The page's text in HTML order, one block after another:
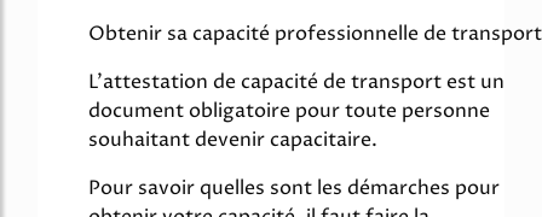
Obtenir sa capacité professionnelle de transport
L'attestation de capacité de transport est un
document obligatoire pour toute personne
souhaitant devenir capacitaire.
Pour savoir quelles sont les démarches pour